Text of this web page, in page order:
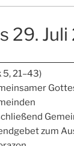
29.
5, 21–43)
zum